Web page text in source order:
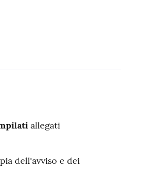
allegati
dell'avviso e dei